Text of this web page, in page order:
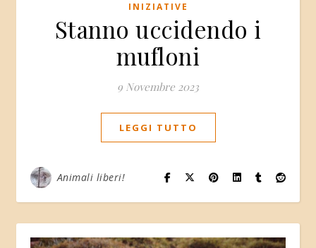
INIZIATIVE
Stanno uccidendo i
mufloni
9 Novembre 2023
LEGGI TUTTO
Animali liberi!